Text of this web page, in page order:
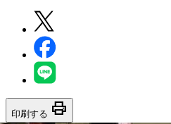
印刷する print